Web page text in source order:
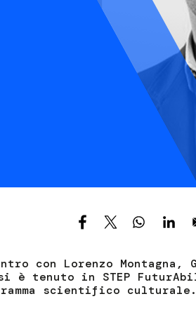
Contatti
con Lorenzo Montagna,
è tenuto in STEP
scientifico culturale.